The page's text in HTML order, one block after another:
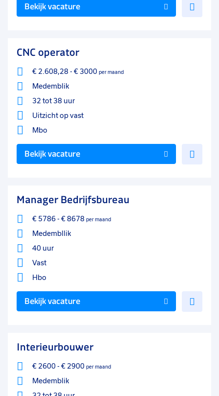
Bekijk vacature
CNC operator
€ 2.608,28 - € 3000 per maand
Medemblik
32 tot 38 uur
Uitzicht op vast
Mbo
Bekijk vacature
Manager Bedrijfsbureau
€ 5786- € 8678 per maand
Medembllik
40 uur
Vast
Hbo
Bekijk vacature
Interieurbouwer
€ 2600- € 2900 per maand
Medemblik